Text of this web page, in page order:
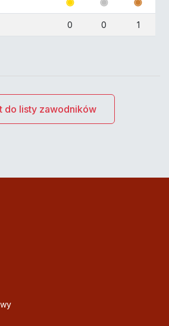
0 0 1
do listy zawodników